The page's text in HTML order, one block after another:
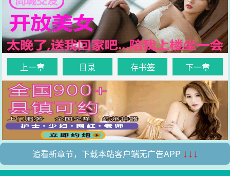
上一章 目录 存书签 下一章
追看新章节，下载本站客户端无广告APP ↓↓↓